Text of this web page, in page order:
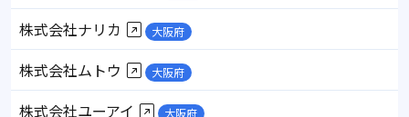
株式会社ナリカ 大阪府
株式会社ムトウ 大阪府
株式会社ユーアイ 大阪府